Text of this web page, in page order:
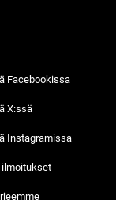
Facebookissa
X:ssä
Instagramissa
ilmoitukset